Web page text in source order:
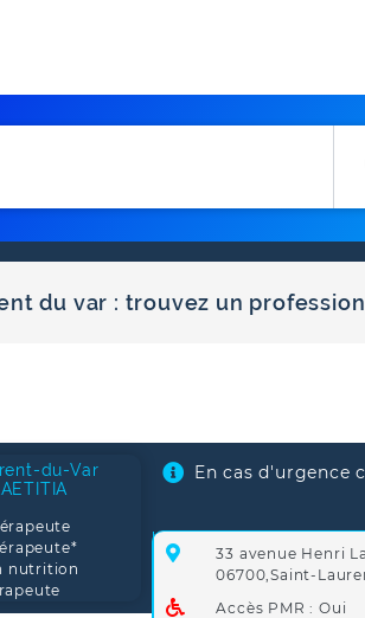
du var : trouvez un
du-Var
nutrition
En cas d'urgence
33 avenue Henri
06700,Saint-
Accès PMR : Oui